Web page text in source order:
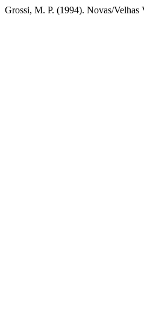
Grossi, M. P. (1994). Novas/